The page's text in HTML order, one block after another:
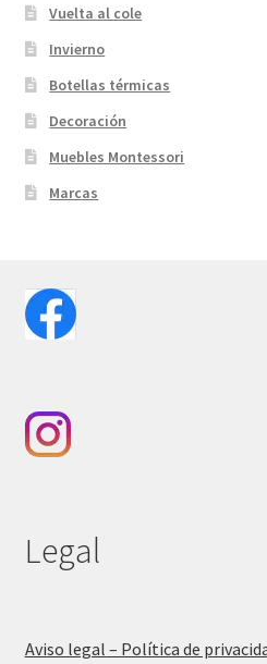
Vuelta al cole
Invierno
Botellas térmicas
Decoración
Muebles Montessori
Marcas
Legal
Aviso legal – Política de